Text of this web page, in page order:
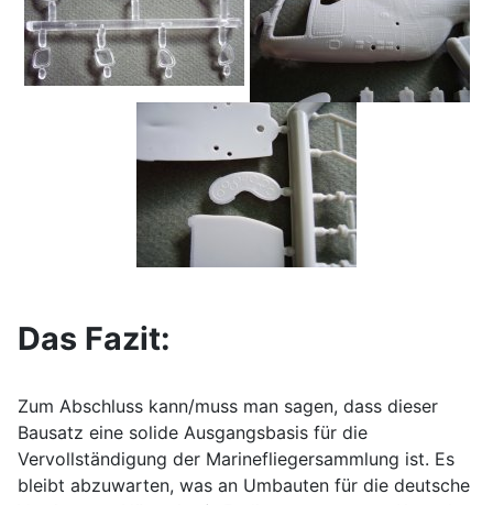
Das Fazit:
Zum Abschluss kann/muss man sagen, dass dieser
Bausatz eine solide Ausgangsbasis für die
Vervollständigung der Marinefliegersammlung ist. Es
bleibt abzuwarten, was an Umbauten für die deutsche